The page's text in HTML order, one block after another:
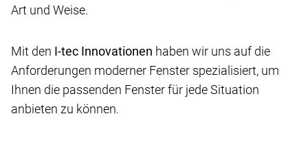
Art und Weise.
Mit den I-tec Innovationen haben wir uns auf die
Anforderungen moderner Fenster spezialisiert, um
Ihnen die passenden Fenster für jede Situation
anbieten zu können.